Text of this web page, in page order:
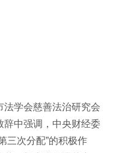
法学会慈善法治研究会
辞中强调，中央财经委
三次分配”的积极作